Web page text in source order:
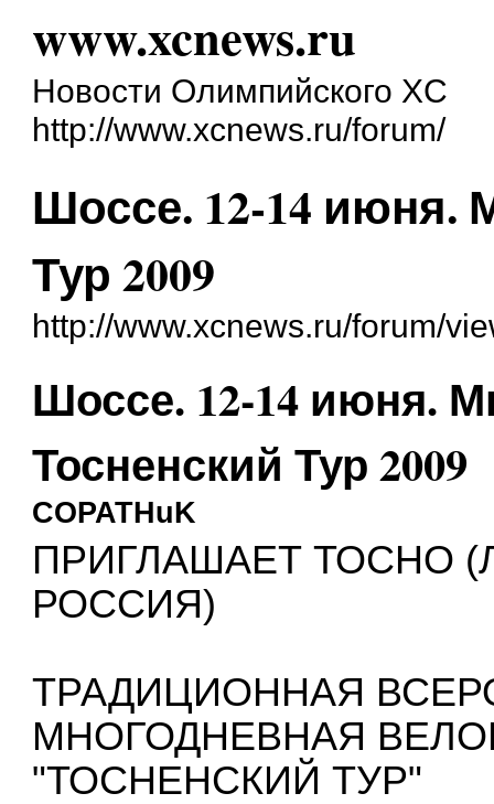
www.xcnews.ru
Новости Олимпийского XC
http://www.xcnews.ru/forum/
Шоссе. 12-14 июня.
Тур 2009
http://www.xcnews.ru/forum/
Шоссе. 12-14 июня.
Тосненский Тур 2009
COPATHuK
ПРИГЛАШАЕТ ТОСНО
РОССИЯ)
ТРАДИЦИОННАЯ
МНОГОДНЕВНАЯ
"ТОСНЕНСКИЙ ТУР"